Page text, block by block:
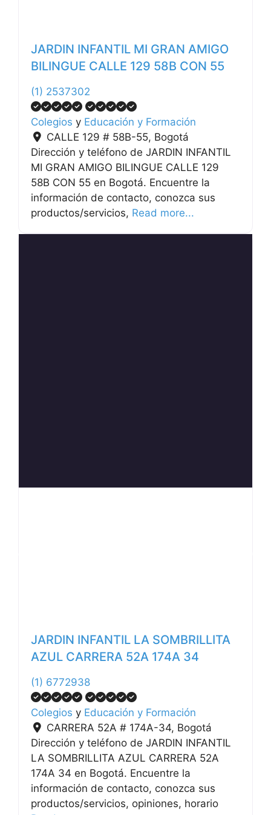
JARDIN INFANTIL MI GRAN AMIGO
BILINGUE CALLE 129 58B CON 55
(1) 2537302
Colegios y Educación y Formación
CALLE 129 # 58B-55, Bogotá
Dirección y teléfono de JARDIN INFANTIL
MI GRAN AMIGO BILINGUE CALLE 129
58B CON 55 en Bogotá. Encuentre la
información de contacto, conozca sus
productos/servicios, Read more...
JARDIN INFANTIL LA SOMBRILLITA
AZUL CARRERA 52A 174A 34
(1) 6772938
Colegios y Educación y Formación
CARRERA 52A # 174A-34, Bogotá
Dirección y teléfono de JARDIN INFANTIL
LA SOMBRILLITA AZUL CARRERA 52A
174A 34 en Bogotá. Encuentre la
información de contacto, conozca sus
productos/servicios, opiniones, horario